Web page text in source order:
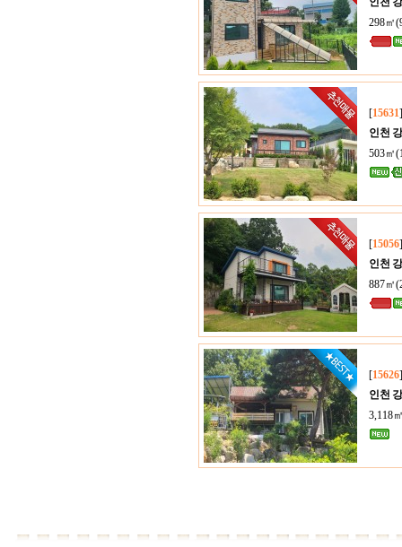
298㎡
[15631
인천
503㎡
[15056
인천
887㎡
[15626
인천
3,118